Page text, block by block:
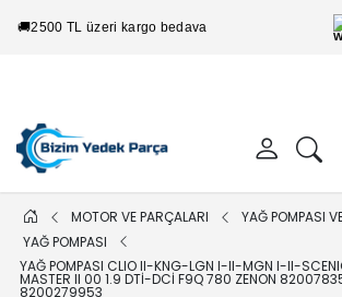
🚚2500 TL üzeri kargo bedava
MOTOR VE PARÇALARI
YAĞ POMPASI
YAĞ POMPASI
YAĞ POMPASI CLIO II-KNG-LGN I-II-MGN I-II-
MASTER II 00 1.9 DTI-DCI F9Q 780 ZENON
8200279953